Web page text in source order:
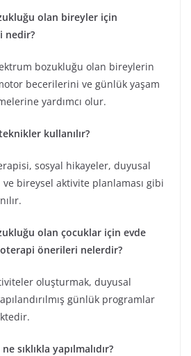
olan bireyler için
nedir?
bozukluğu olan bireylerin
becerilerini ve günlük yaşam
yardımcı olur.
kullanılır?
sosyal hikayeler, duyusal
bireysel aktivite planlaması gibi
olan çocuklar için evde
önerileri nelerdir?
oluşturmak, duyusal
günlük programlar
sıklıkla yapılmalıdır?